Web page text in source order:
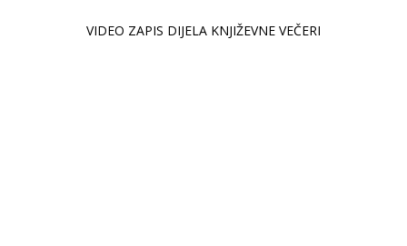
VIDEO ZAPIS DIJELA KNJIŽEVNE VEČERI